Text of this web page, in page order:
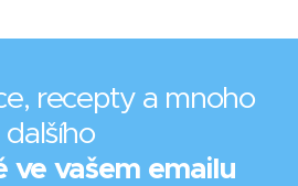
recepty a mnoho
dalšího
ve vašem emailu